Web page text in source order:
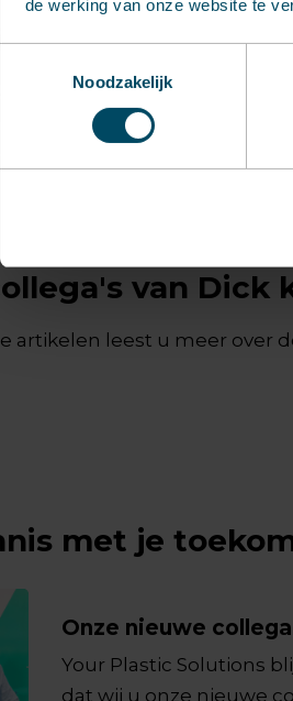
de werking van onze website te
Toestemmingsselectie
Noodzakelijk
tintje
om is Dick woonachtig in
en bezoekt graag 80’s
Zo kijk ik ook naar
van Dick
artikelen leest u meer over
met je
Onze nieuwe
Your Plastic Solutions
dat wij u onze nieuwe